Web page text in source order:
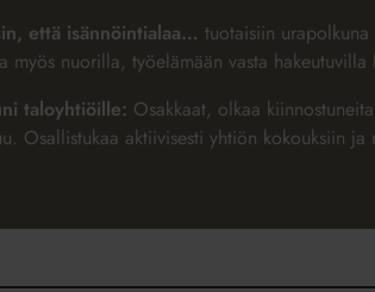
että isännöintialaa…tuotaisiin
myös nuorilla, työelämään vasta
taloyhtiöille: Osakkaat, olkaa
Osallistukaa aktiivisesti yhtiön kokouksiin ja